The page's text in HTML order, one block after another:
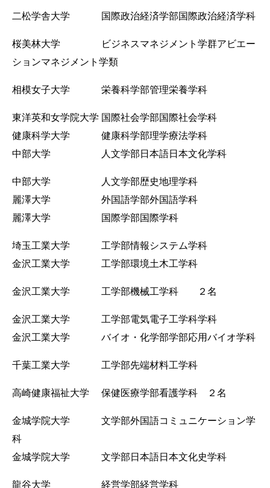
二松学舎大学 国際政治経済学部国際政治経済学科
桜美林大学 ビジネスマネジメント学群アビエー
ションマネジメント学類
相模女子大学 栄養科学部管理栄養学科
東洋英和女学院大学 国際社会学部国際社会学科
健康科学大学 健康科学部理学療法学科
中部大学 人文学部日本語日本文化学科
中部大学 人文学部歴史地理学科
麗澤大学 外国語学部外国語学科
麗澤大学 国際学部国際学科
埼玉工業大学 工学部情報システム学科
金沢工業大学 工学部環境土木工学科
金沢工業大学 工学部機械工学科 ２名
金沢工業大学 工学部電気電子工学科学科
金沢工業大学 バイオ・化学部学部応用バイオ学科
千葉工業大学 工学部先端材料工学科
高崎健康福祉大学 保健医療学部看護学科 ２名
金城学院大学 文学部外国語コミュニケーション学
科
金城学院大学 文学部日本語日本文化史学科
龍谷大学 経営学部経営学科